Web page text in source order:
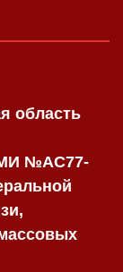
область
№AC77-